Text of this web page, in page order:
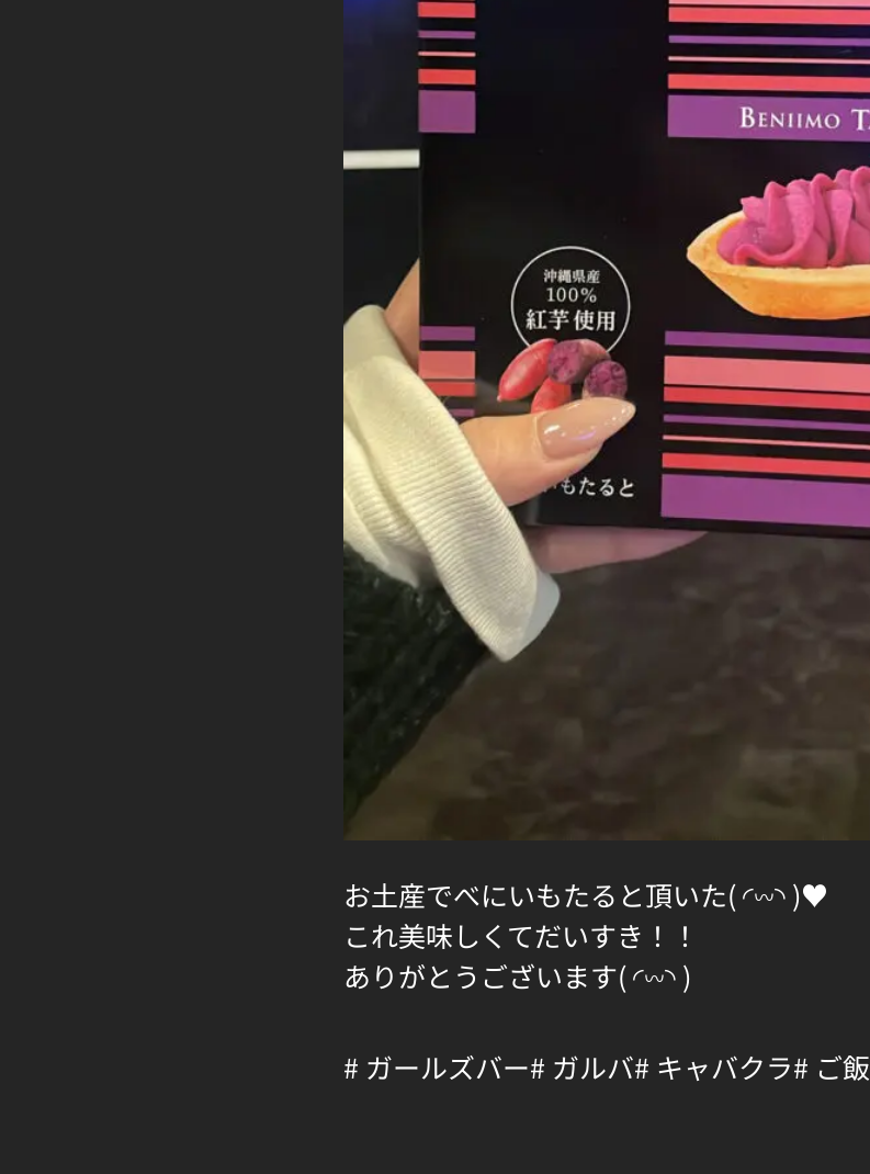
お土産でべにいもたると頂いた( ◜︎︎𖥦◝ )♥️
これ美味しくてだいすき！！
ありがとうございます( ◜︎︎𖥦◝ )
# ガールズバー# ガルバ# キャバクラ# ご飯